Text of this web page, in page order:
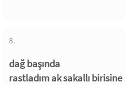
8.
dağ başında
rastladım ak sakallı birisine